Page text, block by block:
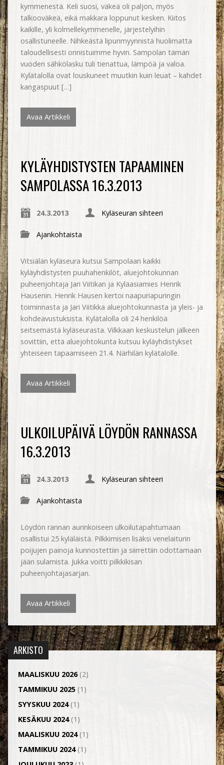
kymmenestä. Keli suosi, väkeä oli paljon, myös
talkooväkeä, eikä makkara loppunut kesken. Kiitos
kaikille, yli kolmellekymmenelle, järjestelyihin
osallistuneelle. Nihkeästä lipunmyynnistä huolimatta
taloudellisesti onnistuimme hyvin. Sampolan tämän
vuoden sähkölasku tuli tienattua, lämpöä ja valoa.
Kylätalolla ovat louskuneet muutkin kuin leuat – kahdet
kangaspuut […]
Avaa Artikkeli
KYLÄYHDISTYSTEN TAPAAMINEN
SAMPOLASSA 16.3.2013
24.3.2013 Kyläseuran sihteeri
Ajankohtaista
Vitsiälän kyläseura kutsui Sampolaan kaikki
kyläyhdistysten puuhahenkilöt, aluejohtokunnan
puheenjohtaja Jari Viitikan ja Kyläasiamies Henrik
Hausenin. Henrik Hausen kertoi naapuriapuringin
toiminnasta ja Jari Viitikka aluejohtokunnasta ja yleis- ja
kohdeavustuksista. Kylätalolla oli 24 henkilöä
seitsemästä kyläseurasta. Vilkkaan keskustelun jälkeen
sovittiin, että aluejohtokunta kutsuu kyläyhdistykset
yhteiseen tapaamiseen 21.4. Närhilän kylätalolle.
Avaa Artikkeli
ULKOILUPÄIVÄ LÖYDÖN RANNASSA
16.3.2013
24.3.2013 Kyläseuran sihteeri
Ajankohtaista
Löydön rannan aurinkoiseen ulkoilutapahtumaan
osallistui 25 kyläläistä. Pilkkimisen lisäksi venelaiturin
poijujen painoja kunnostettiin ja siirrettiin odottamaan
jään sulamista. Jukka voitti pilkkikisan
puheenjohtajasarjan.
Avaa Artikkeli
ARKISTO
MAALISKUU 2026(2)
TAMMIKUU 2025(1)
SYYSKUU 2024(1)
KESÄKUU 2024(1)
MAALISKUU 2024(1)
TAMMIKUU 2024(1)